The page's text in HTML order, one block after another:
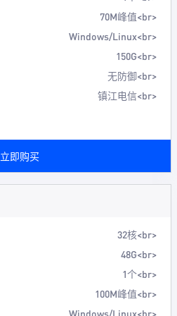
70M峰值<br>
Windows/Linux<br>
150G<br>
无防御<br>
镇江电信<br>
立即购买
32核<br>
48G<br>
1个<br>
100M峰值<br>
Windows/Linux<br>